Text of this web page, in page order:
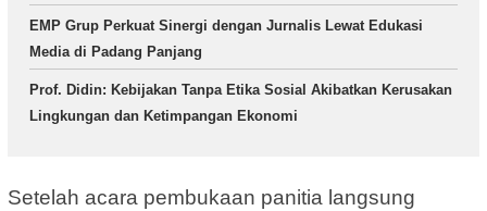
EMP Grup Perkuat Sinergi dengan Jurnalis Lewat Edukasi
Media di Padang Panjang
Prof. Didin: Kebijakan Tanpa Etika Sosial Akibatkan Kerusakan
Lingkungan dan Ketimpangan Ekonomi
Setelah acara pembukaan panitia langsung